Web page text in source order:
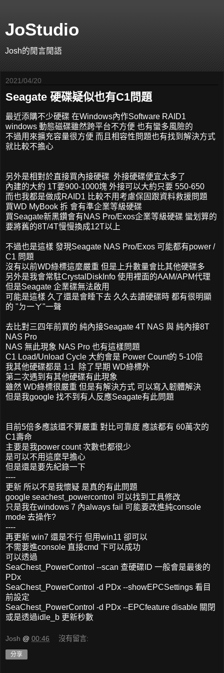
JoStudio
Josh的閒言閒語
2021/04/20
Seagate 硬碟疑似也有C1問題
最近添購不少硬碟 在Windows內作Software RAID1
windows 動態磁碟雖然跨平台不方便 也有蠻多風險的
不過用來擴充容量很方便 而且相容性問題也有找到解決方式
就比較不擔心
另外是相對於直接買內接硬碟 外接硬碟便宜太多了
內建的大約 1T要900-1000塊 外接可以大約只要 550-650
而也我都是做成RAID1 比較不用考慮保固跟資料救援問題
買WD MyBook 拆 會有準企業等級硬碟
買Seagate新黑鑽會有NAS Pro/Exos企業等級硬碟 蠻划算的
要將舊的8T/4T慢慢換成12T以上
不過也是這樣 發現Seagate NAS Pro/Exos 可能都有power /
C1 問題
沒有以前WD綠標這麼嚴重 但是上升數量會比其他硬碟多
另外是我會常駐CrystalDiskInfo 使用裡面的AAM/APM代理
但是Seagate 企業碟無法啟用
可能是這樣 久了還是會睡下去 久久去讀硬碟時 都有很明顯
的 "ㄉ一ㄚ"一聲
去比對三四年前買的 純內接Seagate 4T NAS 與 純內接8T
NAS Pro
NAS 無此現象 NAS Pro 也有這樣問題
C1 Load/Unload Cycle 大約會是 Power Count的 5-10倍
我其他硬碟都是 1:1 除了早期 WD綠標外
第二次遇到有其他硬碟有此現象
雖然 WD綠標很嚴重 但是有解決方式 可以寫入韌體解決
但是我google 找不到有人反應Seagate有此問題
目前5倍多應該還不算嚴重 對比可靠度 應該都有 60萬次的
C1壽命
主要是我power count 次數也都很少
是可以不用這麼早擔心
但是還是要先紀錄一下
----
更新 所以不是我懷疑 是真的有此問題
google seachest_powercontrol 可以找到工具修改
只是我在windows 7 內always fail 可能要改進純console
mode 去操作?
----
再更新 win7 還是不行 但用win11 卻可以
不需要進console 直接cmd 下可以成功
可以透過
SeaChest_PowerControl --scan 查硬碟ID 一般會是最後的
PDx
SeaChest_PowerControl -d PDx --showEPCSettings 看目
前設定
SeaChest_PowerControl -d PDx --EPCfeature disable 關閉
或是透過idle_b 更新秒數
Josh @ 00:46 沒有留言:
分享